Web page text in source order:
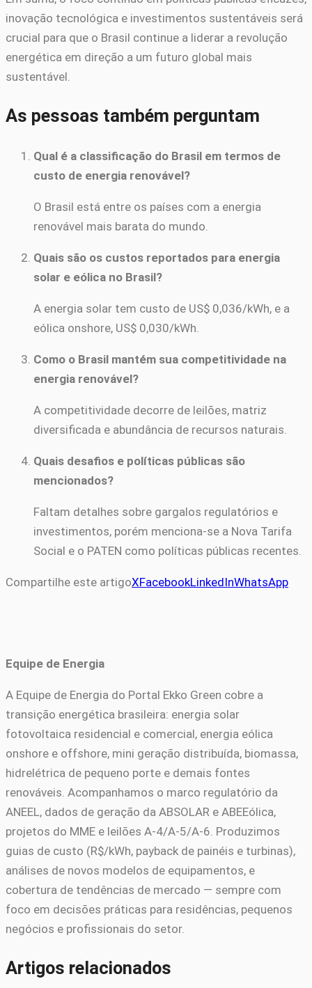
inovação tecnológica e investimentos sustentáveis será
crucial para que o Brasil continue a liderar a revolução
energética em direção a um futuro global mais
sustentável.
As pessoas também perguntam
Qual é a classificação do Brasil em termos de
custo de energia renovável?
O Brasil está entre os países com a energia
renovável mais barata do mundo.
Quais são os custos reportados para energia
solar e eólica no Brasil?
A energia solar tem custo de US$ 0,036/kWh, e a
eólica onshore, US$ 0,030/kWh.
Como o Brasil mantém sua competitividade na
energia renovável?
A competitividade decorre de leilões, matriz
diversificada e abundância de recursos naturais.
Quais desafios e políticas públicas são
mencionados?
Faltam detalhes sobre gargalos regulatórios e
investimentos, porém menciona-se a Nova Tarifa
Social e o PATEN como políticas públicas recentes.
Compartilhe este artigoXFacebookLinkedInWhatsApp
Equipe de Energia
A Equipe de Energia do Portal Ekko Green cobre a
transição energética brasileira: energia solar
fotovoltaica residencial e comercial, energia eólica
onshore e offshore, mini geração distribuída, biomassa,
hidrelétrica de pequeno porte e demais fontes
renováveis. Acompanhamos o marco regulatório da
ANEEL, dados de geração da ABSOLAR e ABEEólica,
projetos do MME e leilões A-4/A-5/A-6. Produzimos
guias de custo (R$/kWh, payback de painéis e turbinas),
análises de novos modelos de equipamentos, e
cobertura de tendências de mercado — sempre com
foco em decisões práticas para residências, pequenos
negócios e profissionais do setor.
Artigos relacionados